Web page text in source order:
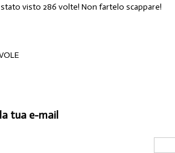
visto 286 volte! Non fartelo scappare!
tua e-mail